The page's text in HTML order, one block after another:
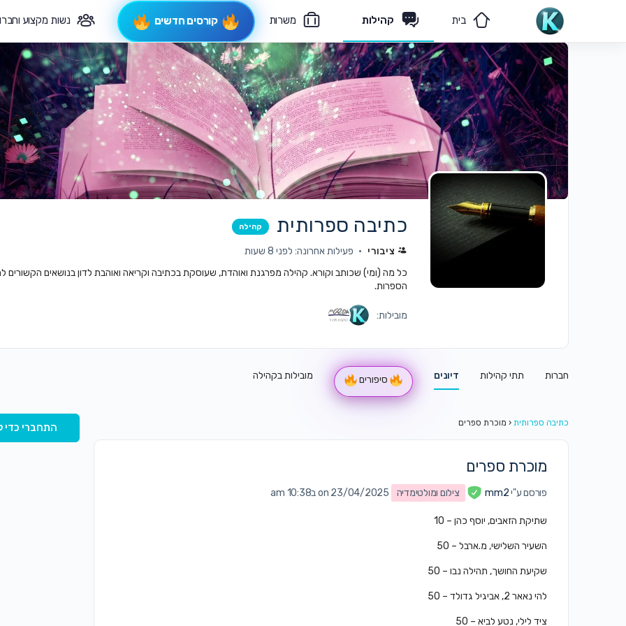
בית קהילות משרות קורסים חדשים נשות מקצוע
מאמרים הצוות שלנו פיקוח תורני צרי קשר
כתיבה ספרותית קהילה
ציבורי
פעילות אחרונה: לפני 8 שעות
כל מה (ומי) שכותב וקורא. קהילה מפרגנת ואוהדת, שעוסקת בכתיבה וקריאה ואוהבת לדון בנושאים הקשורים
הספרות.
מובילות:
חברות תתי קהילות דיונים סיפורים מובילות בקהילה
כתיבה ספרותית ‹ מוכרת ספרים
מוכרת ספרים
פורסם ע"יmm2 צילום ומולטימדיה on 23/04/2025 ב10:38 am
שתיקת הזאבים, יוסף כהן – 10
השעיר השלישי, מ.ארבל – 50
שקיעת החושך, תהילה נבו – 50
להי נאאר 2, אביגיל גדולד – 50
ציד לילי, נטע לביא – 50
התחברי כדי